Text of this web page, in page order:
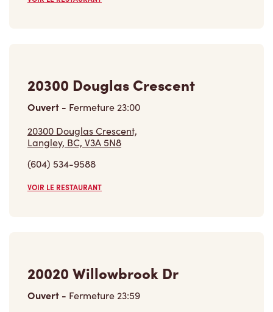
20300 Douglas Crescent
Ouvert - Fermeture23:00
20300 Douglas Crescent,
Langley, BC, V3A 5N8
(604) 534-9588
VOIR LE RESTAURANT
20020 Willowbrook Dr
Ouvert - Fermeture23:59